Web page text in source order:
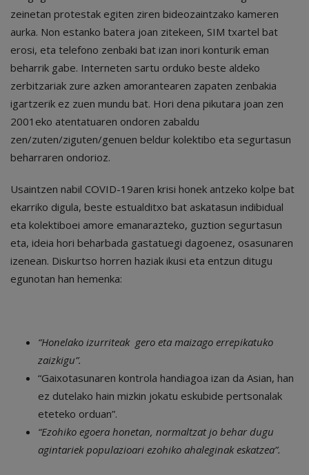
zeinetan protestak egiten ziren bideozaintzako kameren
aurka. Non estanko batera joan zitekeen, SIM txartel bat
erosi, eta telefono zenbaki bat izan inori konturik eman
beharrik gabe. Interneten sartu orduko beste aldeko
zerbitzariak zure azken amorantearen zapaten zenbakia
igartzerik ez zuen mundu bat. Hori dena pikutara joan zen
2001eko atentatuaren ondoren zabaldu
zen/zuten/ziguten/genuen beldur kolektibo eta segurtasun
beharraren ondorioz.
Usaintzen nabil COVID-19aren krisi honek antzeko kolpe bat
ekarriko digula, beste estualditxo bat askatasun indibidual
eta kolektiboei amore emanarazteko, guztion segurtasun
eta, ideia hori beharbada gastatuegi dagoenez, osasunaren
izenean. Diskurtso horren haziak ikusi eta entzun ditugu
egunotan han hemenka:
“Honelako izurriteak gero eta maizago errepikatuko
zaizkigu”.
“Gaixotasunaren kontrola handiagoa izan da Asian, han
ez dutelako hain mizkin jokatu eskubide pertsonalak
eteteko orduan”.
“Ezohiko egoera honetan, normaltzat jo behar dugu
agintariek populazioari ezohiko ahaleginak eskatzea”.